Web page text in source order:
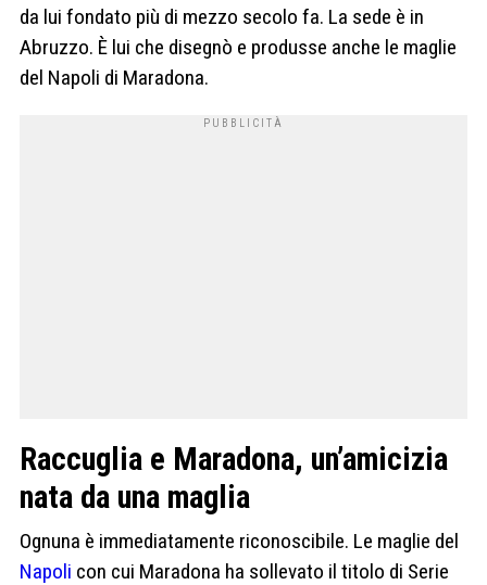
da lui fondato più di mezzo secolo fa. La sede è in
Abruzzo. È lui che disegnò e produsse anche le maglie
del Napoli di Maradona.
Raccuglia e Maradona, un’amicizia
nata da una maglia
Ognuna è immediatamente riconoscibile. Le maglie del
Napoli con cui Maradona ha sollevato il titolo di Serie